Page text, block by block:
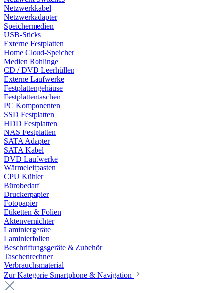
Netzwerkkabel
Netzwerkadapter
Speichermedien
USB-Sticks
Externe Festplatten
Home Cloud-Speicher
Medien Rohlinge
CD / DVD Leerhüllen
Externe Laufwerke
Festplattengehäuse
Festplattentaschen
PC Komponenten
SSD Festplatten
HDD Festplatten
NAS Festplatten
SATA Adapter
SATA Kabel
DVD Laufwerke
Wärmeleitpasten
CPU Kühler
Bürobedarf
Druckerpapier
Fotopapier
Etiketten & Folien
Aktenvernichter
Laminiergeräte
Laminierfolien
Beschriftungsgeräte & Zubehör
Taschenrechner
Verbrauchsmaterial
Zur Kategorie Smartphone & Navigation